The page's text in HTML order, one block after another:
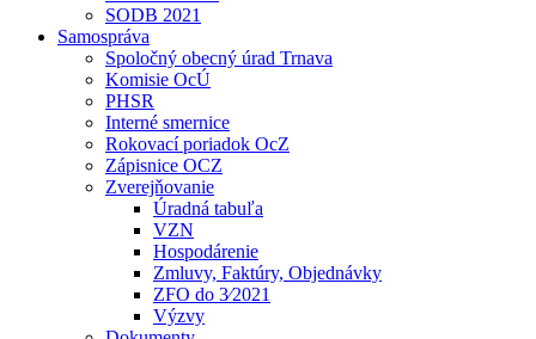
SODB 2021
Samospráva
Spoločný obecný úrad Trnava
Komisie OcÚ
PHSR
Interné smernice
Rokovací poriadok OcZ
Zápisnice OCZ
Zverejňovanie
Úradná tabuľa
VZN
Hospodárenie
Zmluvy, Faktúry, Objednávky
ZFO do 3⁄2021
Výzvy